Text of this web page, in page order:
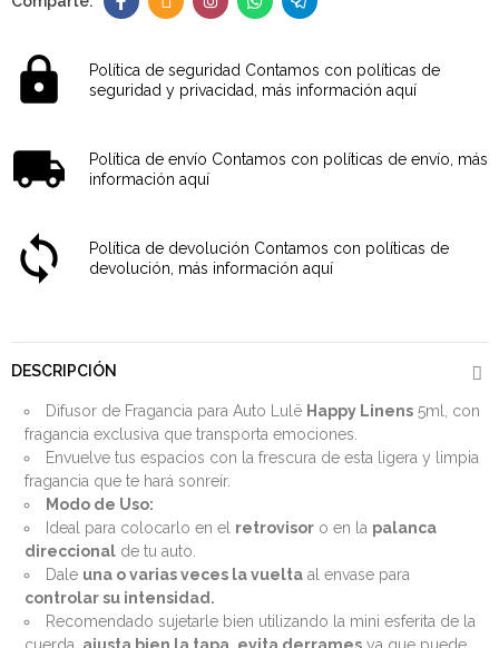
Política de seguridad Contamos con políticas de
seguridad y privacidad, más información aquí
Política de envío Contamos con políticas de envío, más
información aquí
Política de devolución Contamos con políticas de
devolución, más información aquí
DESCRIPCIÓN
Difusor de Fragancia para Auto Lulë Happy Linens 5ml, con
fragancia exclusiva que transporta emociones.
Envuelve tus espacios con la frescura de esta ligera y limpia
fragancia que te hará sonreír.
Modo de Uso:
Ideal para colocarlo en el retrovisor o en la palanca
direccional de tu auto.
Dale una o varias veces la vuelta al envase para
controlar su intensidad.
Recomendado sujetarle bien utilizando la mini esferita de la